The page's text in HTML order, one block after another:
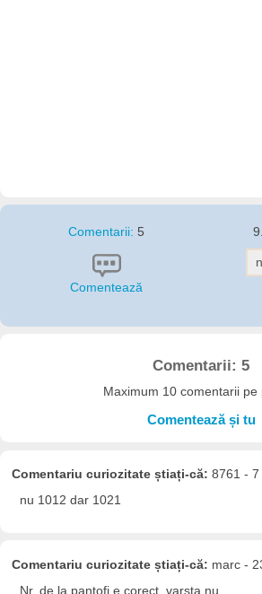
Comentarii:5
Comentează
Comentarii: 5
Maximum 10 comentarii pe
Comentează și tu
Comentariu curiozitate știați-că: 8761 - 7
nu 1012 dar 1021
Comentariu curiozitate știați-că: marc -
Nr. de la pantofi e corect, varsta nu.